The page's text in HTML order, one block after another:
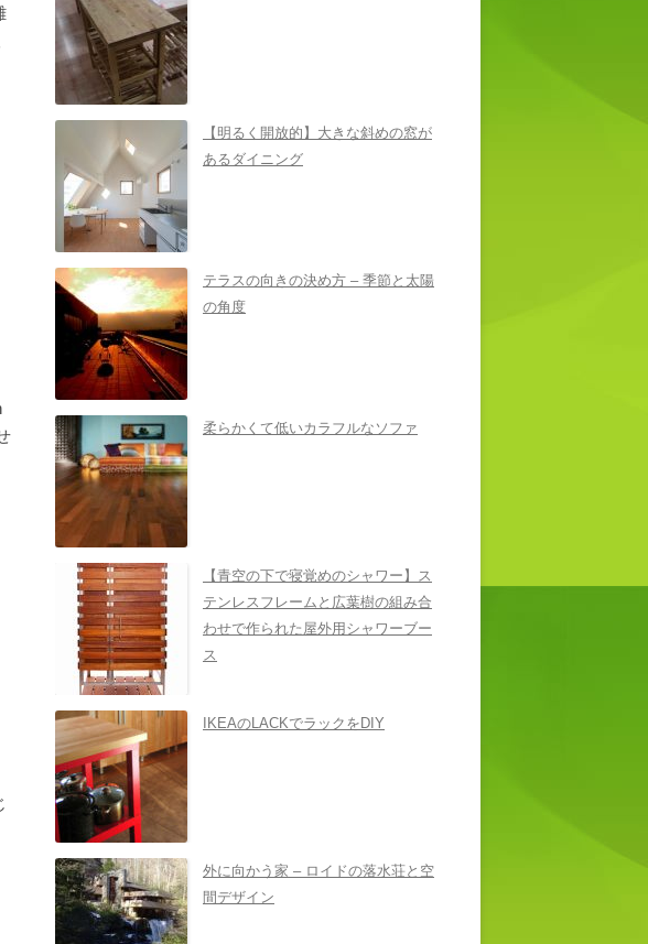
【明るく開放的】大きな斜めの窓が
あるダイニング
テラスの向きの決め方 – 季節と太陽
の角度
柔らかくて低いカラフルなソファ
【青空の下で寝覚めのシャワー】ス
テンレスフレームと広葉樹の組み合
わせで作られた屋外用シャワーブー
ス
IKEAのLACKでラックをDIY
外に向かう家 – ロイドの落水荘と空
間デザイン